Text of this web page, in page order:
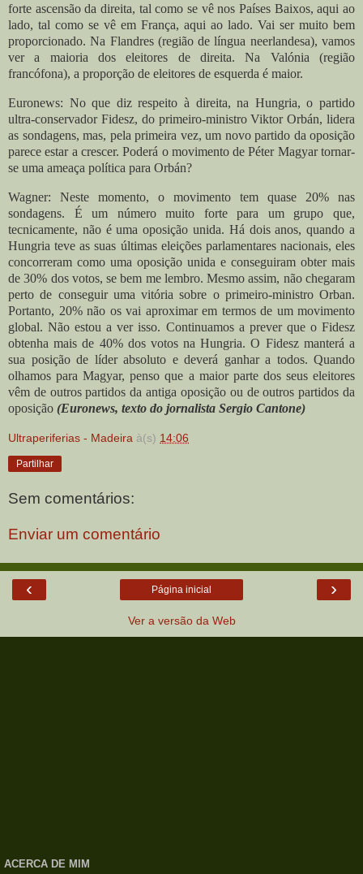
forte ascensão da direita, tal como se vê nos Países Baixos, aqui ao
lado, tal como se vê em França, aqui ao lado. Vai ser muito bem
proporcionado. Na Flandres (região de língua neerlandesa), vamos
ver a maioria dos eleitores de direita. Na Valónia (região
francófona), a proporção de eleitores de esquerda é maior.
Euronews: No que diz respeito à direita, na Hungria, o partido
ultra-conservador Fidesz, do primeiro-ministro Viktor Orbán, lidera
as sondagens, mas, pela primeira vez, um novo partido da oposição
parece estar a crescer. Poderá o movimento de Péter Magyar tornar-
se uma ameaça política para Orbán?
Wagner: Neste momento, o movimento tem quase 20% nas
sondagens. É um número muito forte para um grupo que,
tecnicamente, não é uma oposição unida. Há dois anos, quando a
Hungria teve as suas últimas eleições parlamentares nacionais, eles
concorreram como uma oposição unida e conseguiram obter mais
de 30% dos votos, se bem me lembro. Mesmo assim, não chegaram
perto de conseguir uma vitória sobre o primeiro-ministro Orban.
Portanto, 20% não os vai aproximar em termos de um movimento
global. Não estou a ver isso. Continuamos a prever que o Fidesz
obtenha mais de 40% dos votos na Hungria. O Fidesz manterá a
sua posição de líder absoluto e deverá ganhar a todos. Quando
olhamos para Magyar, penso que a maior parte dos seus eleitores
vêm de outros partidos da antiga oposição ou de outros partidos da
oposição (Euronews, texto do jornalista Sergio Cantone)
Ultraperiferias - Madeira à(s) 14:06
Partilhar
Sem comentários:
Enviar um comentário
‹ ›
Página inicial
Ver a versão da Web
ACERCA DE MIM